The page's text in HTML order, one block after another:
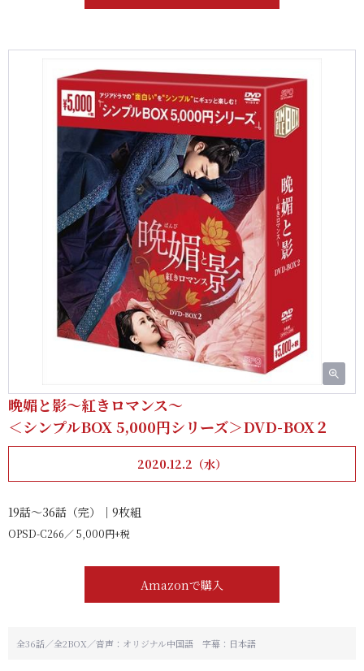
晩媚と影～紅きロマンス～
＜シンプルBOX 5,000円シリーズ＞DVD-BOX２
2020.12.2（水）
19話～36話（完）｜9枚組
OPSD-C266 5,000円+税
Amazonで購入
全36話／全2BOX／音声：オリジナル中国語 字幕：日本語